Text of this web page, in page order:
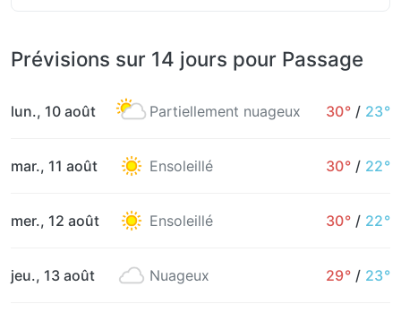
Prévisions sur 14 jours pour Passage
lun., 10 août Partiellement nuageux 30° / 23°
mar., 11 août Ensoleillé 30° / 22°
mer., 12 août Ensoleillé 30° / 22°
jeu., 13 août Nuageux 29° / 23°